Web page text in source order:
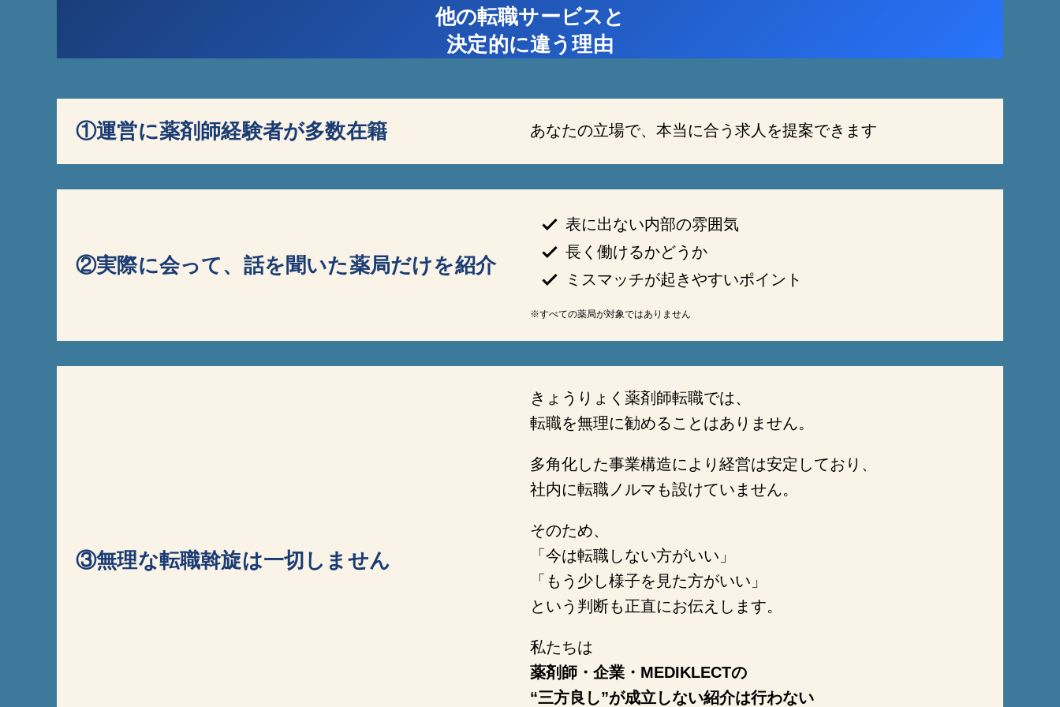
他の転職サービスと
決定的に違う理由
①運営に薬剤師経験者が多数在籍 あなたの立場で、本当に合う求人を提案できます
②実際に会って、 話を聞いた薬局だけを紹介
表に出ない内部の雰囲気
長く働けるかどうか
ミスマッチが起きやすいポイント
※すべての薬局が対象ではありません
③無理な転職斡旋は一切しません
きょうりょく薬剤師転職では、
転職を無理に勧めることはありません。
多角化した事業構造により経営は安定しており、
社内に転職ノルマも設けていません。
そのため、
「今は転職しない方がいい」
「もう少し様子を見た方がいい」
という判断も正直にお伝えします。
私たちは
薬剤師・企業・MEDIKLECTの
“三方良し”が成立しない紹介は行わない